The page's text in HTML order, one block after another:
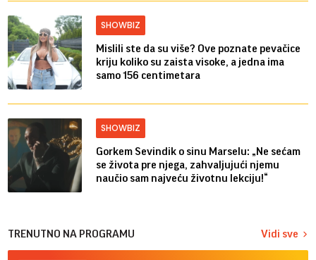
SHOWBIZ
Mislili ste da su više? Ove poznate pevačice
kriju koliko su zaista visoke, a jedna ima
samo 156 centimetara
SHOWBIZ
Gorkem Sevindik o sinu Marselu: „Ne sećam
se života pre njega, zahvaljujući njemu
naučio sam najveću životnu lekciju!“
TRENUTNO NA PROGRAMU Vidi sve